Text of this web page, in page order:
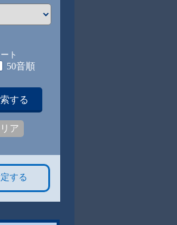
ト
50音順
する
ア
する